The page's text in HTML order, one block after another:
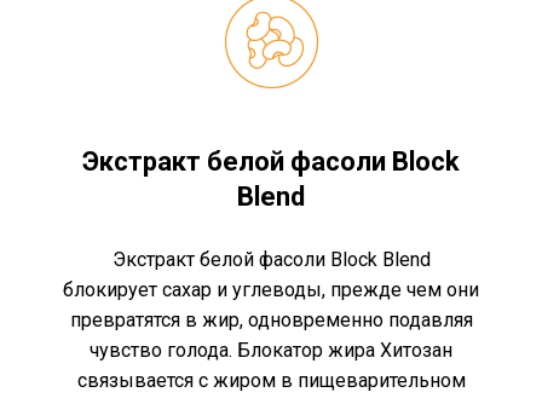
Экстракт белой фасоли Block
Blend
Экстракт белой фасоли Block Blend
блокирует сахар и углеводы, прежде чем они
превратятся в жир, одновременно подавляя
чувство голода. Блокатор жира Хитозан
связывается с жиром в пищеварительном